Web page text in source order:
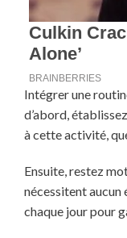
Intégrer une
d’abord,
à cette activité,
Ensuite, restez
nécessitent aucun
chaque jour pour